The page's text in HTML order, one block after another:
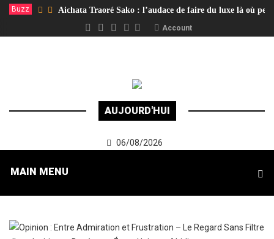
Buzz Aichata Traoré Sako : l’audace de faire du luxe là où
Account
AUJOURD'HUI
06/08/2026
MAIN MENU